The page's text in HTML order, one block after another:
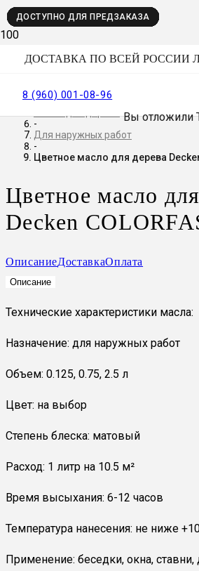
ДОСТАВКА ПО ВСЕЙ РОССИИ
8 (960) 001-08-96
Вы отложили
ДОСТУПНО ДЛЯ ПРЕДЗАКАЗА
Каталог
-
-
Для наружных работ
-
Цветное масло для дерева Decken
Цветное масло
Decken
ОписаниеДоставкаОплата
Описание
Технические характеристики масла:
Назначение: для наружных работ
Объем: 0.125, 0.75, 2.5 л
Цвет: на выбор
Степень блеска: матовый
Расход: 1 литр на 10.5 м²
Время высыхания: 6-12 часов
Температура нанесения: не ниже
Применение: беседки, окна,
ДОСТУПНО ДЛЯ ПРЕДЗАКАЗА
ДОСТУПНО ДЛЯ ПРЕДЗАКАЗА
ДОСТУПНО ДЛЯ ПРЕДЗАКАЗА
ДОСТУПНО ДЛЯ ПРЕДЗАКАЗА
ДОСТУПНО ДЛЯ ПРЕДЗАКАЗА
ДОСТУПНО ДЛЯ ПРЕДЗАКАЗА
ДОСТУПНО ДЛЯ ПРЕДЗАКАЗА
ДОСТУПНО ДЛЯ ПРЕДЗАКАЗА
ДОСТУПНО ДЛЯ ПРЕДЗАКАЗА
ДОСТУПНО ДЛЯ ПРЕДЗАКАЗА
ДОСТУПНО ДЛЯ ПРЕДЗАКАЗА
ДОСТУПНО ДЛЯ ПРЕДЗАКАЗА
ДОСТУПНО ДЛЯ ПРЕДЗАКАЗА
ДОСТУПНО ДЛЯ ПРЕДЗАКАЗА
ДОСТУПНО ДЛЯ ПРЕДЗАКАЗА
ДОСТУПНО ДЛЯ ПРЕДЗАКАЗА